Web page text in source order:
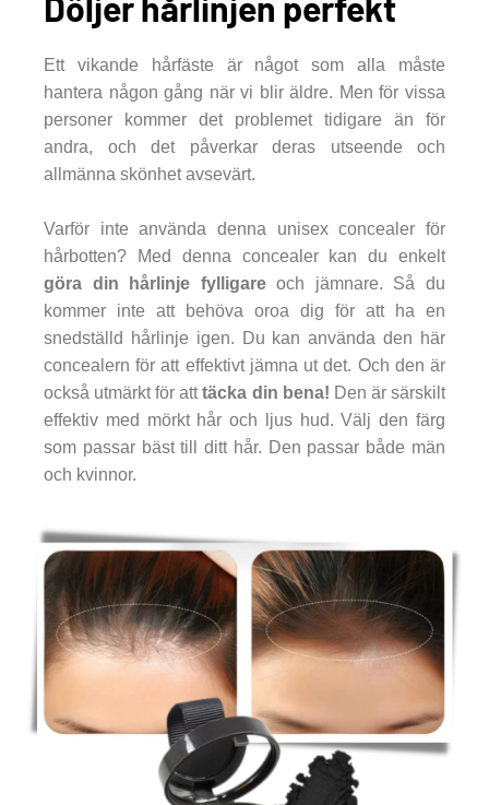
Ett vikande hårfäste är något som alla måste
hantera någon gång när vi blir äldre. Men för vissa
personer kommer det problemet tidigare än för
andra, och det påverkar deras utseende och
allmänna skönhet avsevärt.
Varför inte använda denna unisex concealer för
hårbotten? Med denna concealer kan du enkelt
göra din hårlinje fylligareoch jämnare. Så du
kommer inte att behöva oroa dig för att ha en
snedställd hårlinje igen. Du kan använda den här
concealern för att effektivt jämna ut det. Och den är
också utmärkt för atttäcka din bena! Den är särskilt
effektiv med mörkt hår och ljus hud. Välj den färg
som passar bäst till ditt hår. Den passar både män
och kvinnor.